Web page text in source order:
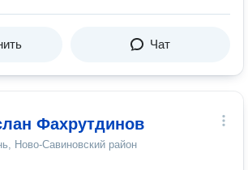
Чат
Фахрутдинов
Ново-Савиновский район